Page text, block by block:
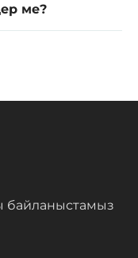
ме?
байланыстамыз